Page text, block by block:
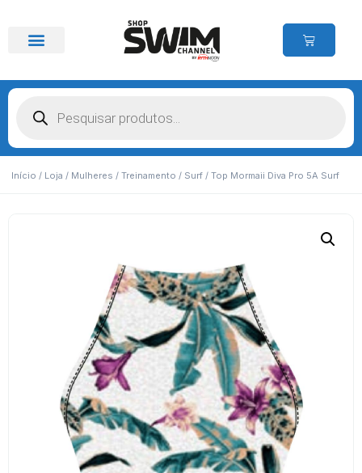
Início / Loja / Mulheres / Treinamento / Surf / Top Mormaii Diva Pro 5A Surf